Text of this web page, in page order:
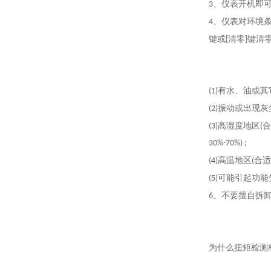
3、仪表开机即
4、仪表对环境
键或[ 清零 键清
(1)有水、油或其
(2)振动或出现灰
(3)高湿度地区(
30%-70%) ;
(4)高温地区(合
(5)可能引起功能
6、不要擅自拆
为什么扭矩检测